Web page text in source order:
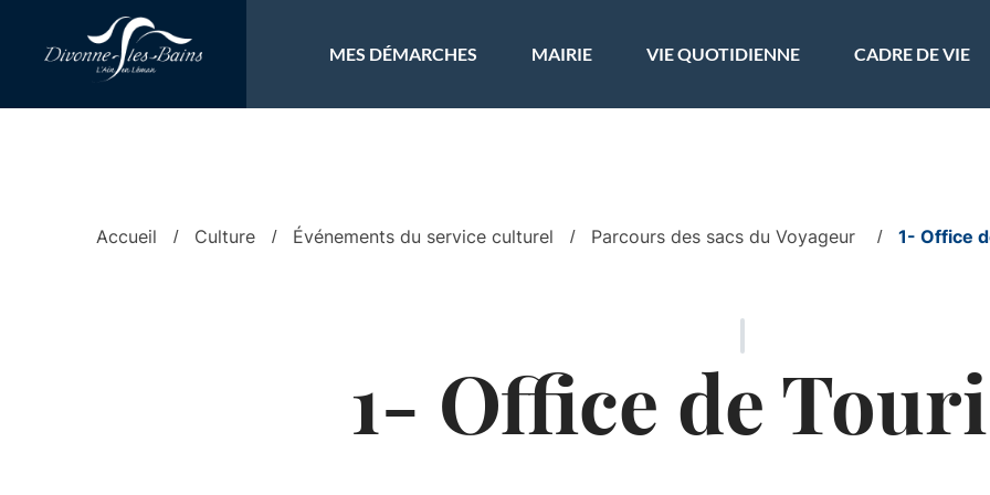
MES DÉMARCHES MAIRIE VIE QUOTIDIENNE CADRE DE VIE
Accueil Culture Événements du service culturel Parcours des sacs du Voyageur 1- Office
1- Office de